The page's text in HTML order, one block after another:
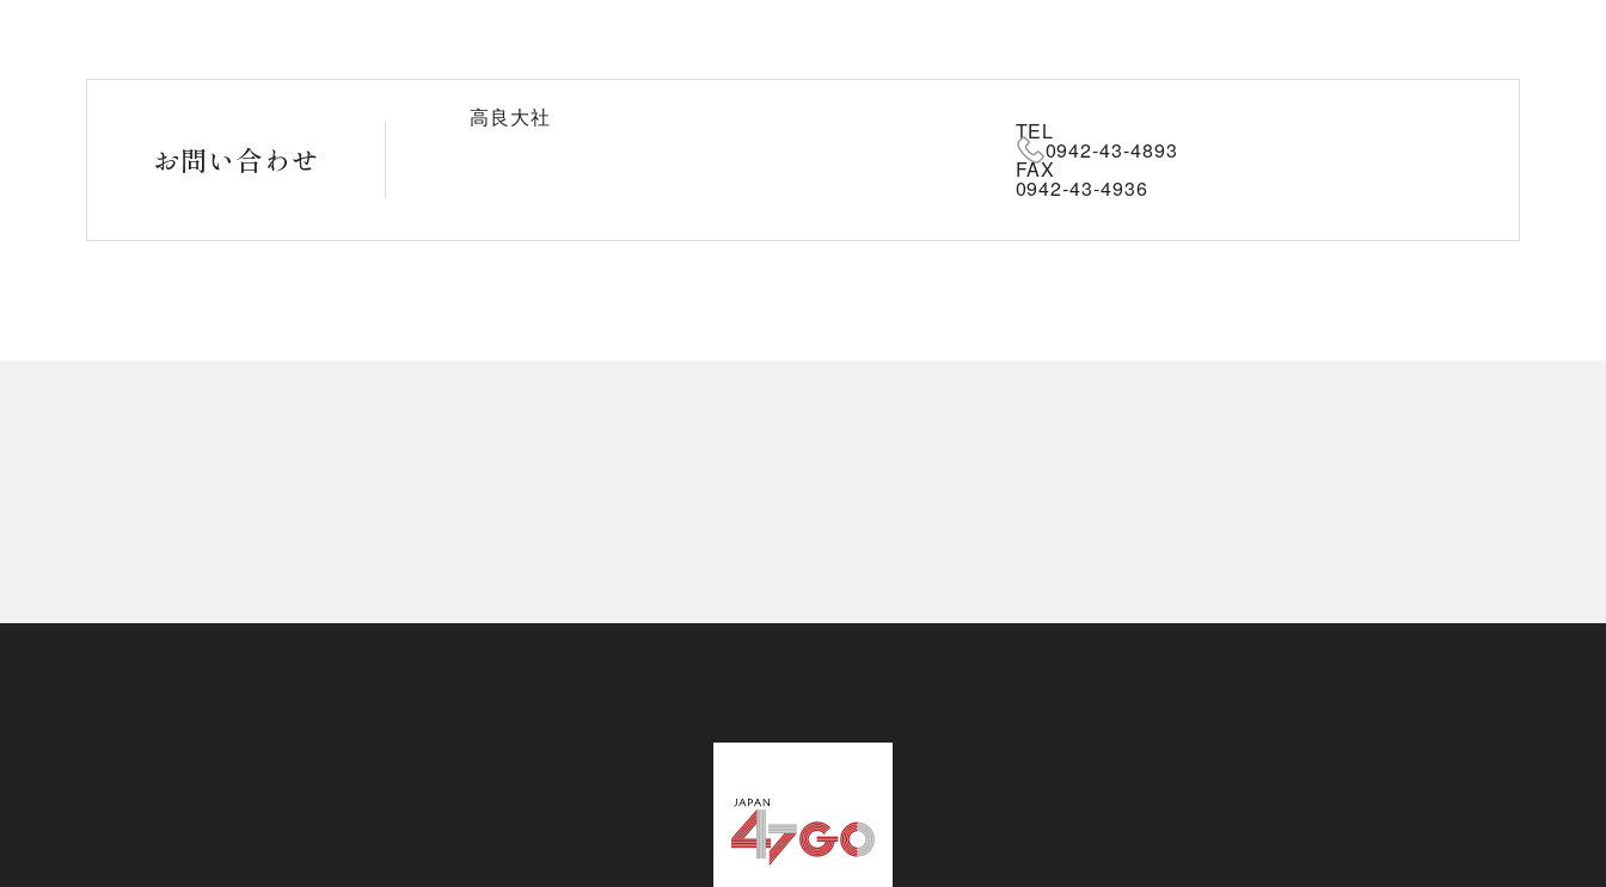
お問い合わせ
高良大社
TEL
0942-43-4893
FAX
0942-43-4936